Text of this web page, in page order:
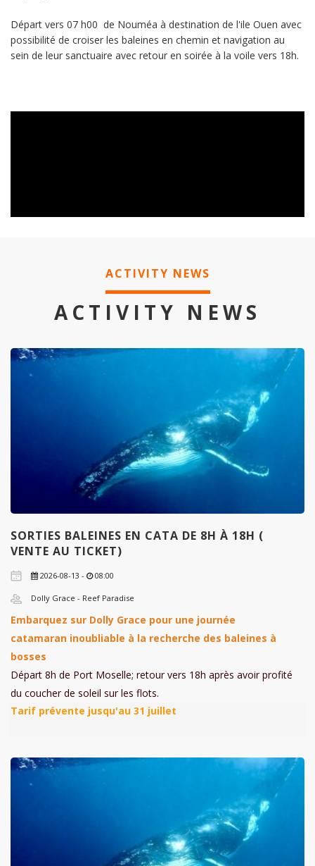
Départ vers 07 h00 de Nouméa à destination de l'ile Ouen avec
possibilité de croiser les baleines en chemin et navigation au
sein de leur sanctuaire avec retour en soirée à la voile vers 18h.
ACTIVITY NEWS
ACTIVITY NEWS
SORTIES BALEINES EN CATA DE 8H À 18H (
VENTE AU TICKET)
2026-08-13 - 08:00
Dolly Grace - Reef Paradise
Embarquez sur Dolly Grace pour une journée
catamaran inoubliable à la recherche des baleines à
bosses
Départ 8h de Port Moselle; retour vers 18h après avoir profité
du coucher de soleil sur les flots.